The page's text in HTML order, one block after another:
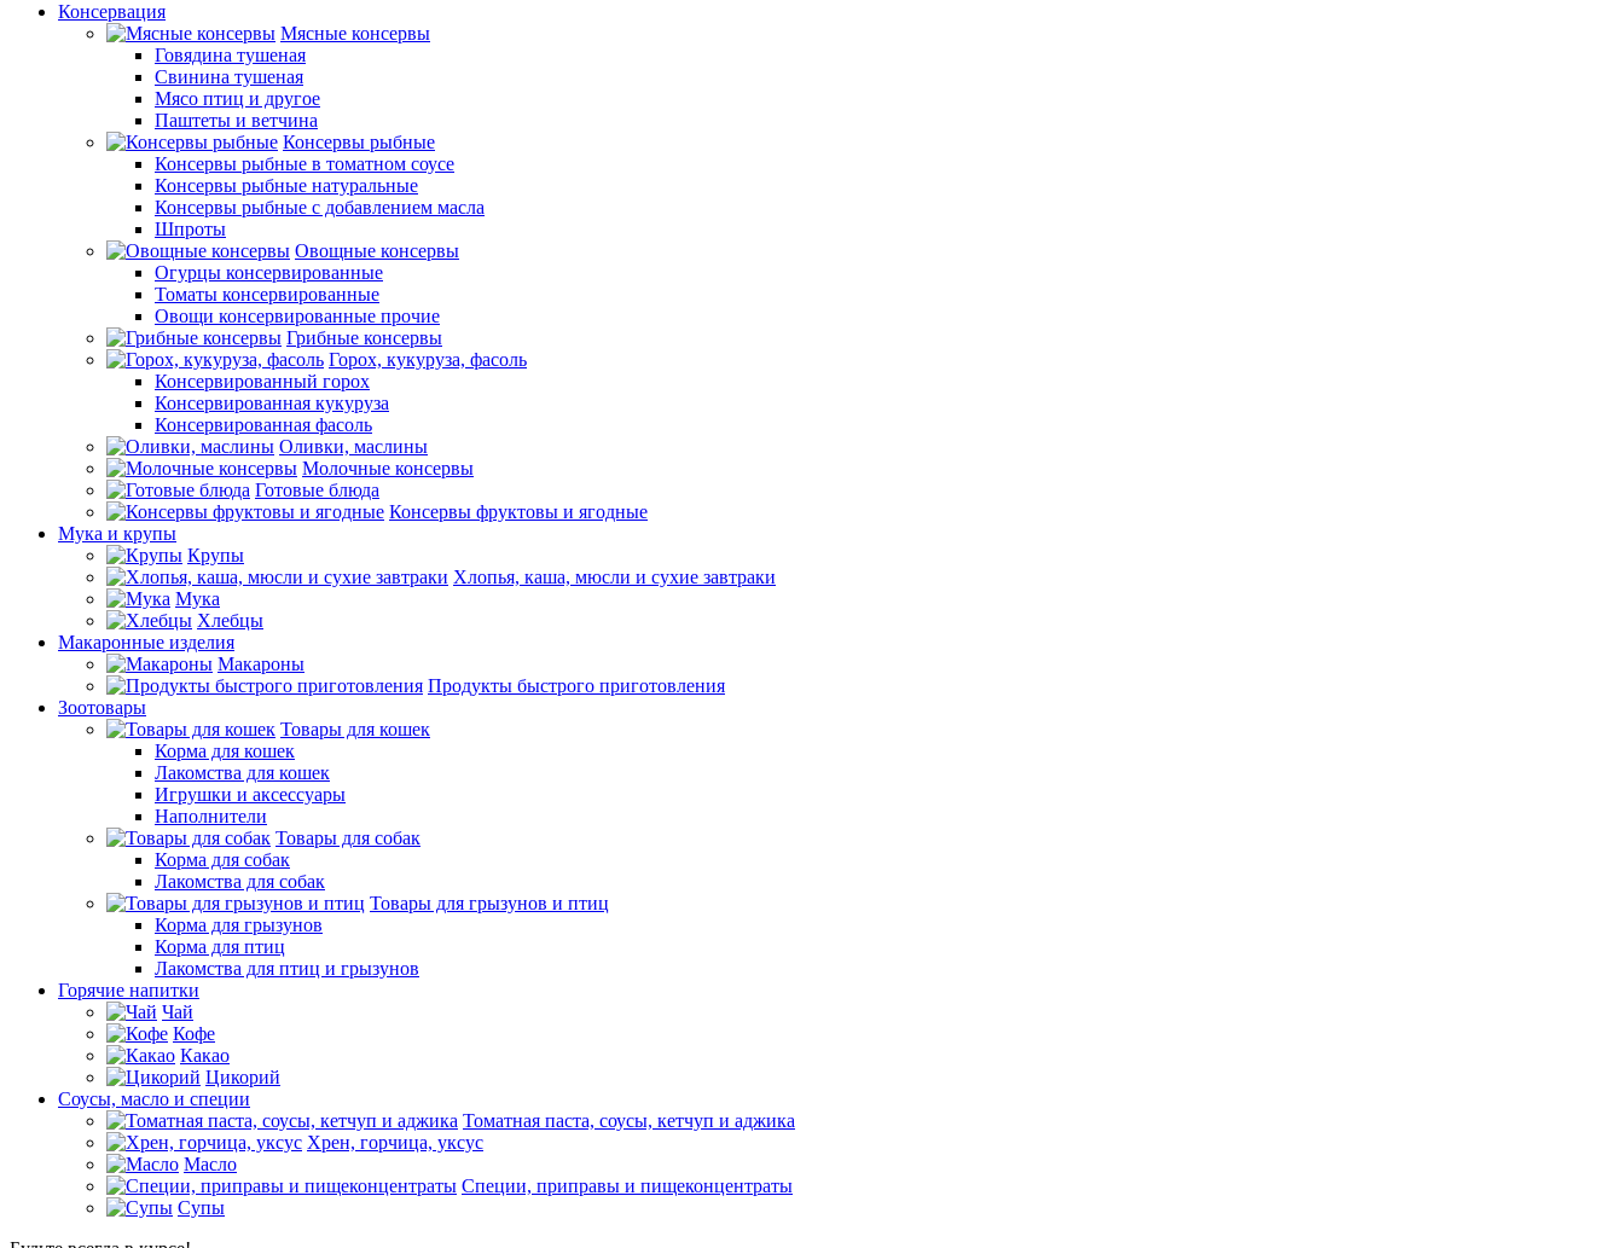
Консервация
Мясные консервы
Говядина тушеная
Свинина тушеная
Мясо птиц и другое
Паштеты и ветчина
Консервы рыбные
Консервы рыбные в томатном соусе
Консервы рыбные натуральные
Консервы рыбные с добавлением масла
Шпроты
Овощные консервы
Огурцы консервированные
Томаты консервированные
Овощи консервированные прочие
Грибные консервы
Горох, кукуруза, фасоль
Консервированный горох
Консервированная кукуруза
Консервированная фасоль
Оливки, маслины
Молочные консервы
Готовые блюда
Консервы фруктовы и ягодные
Мука и крупы
Крупы
Хлопья, каша, мюсли и сухие завтраки
Мука
Хлебцы
Макаронные изделия
Макароны
Продукты быстрого приготовления
Зоотовары
Товары для кошек
Корма для кошек
Лакомства для кошек
Игрушки и аксессуары
Наполнители
Товары для собак
Корма для собак
Лакомства для собак
Товары для грызунов и птиц
Корма для грызунов
Корма для птиц
Лакомства для птиц и грызунов
Горячие напитки
Чай
Кофе
Какао
Цикорий
Соусы, масло и специи
Томатная паста, соусы, кетчуп и аджика
Хрен, горчица, уксус
Масло
Специи, приправы и пищеконцентраты
Супы